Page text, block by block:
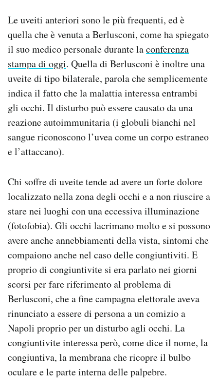
Le uveiti anteriori sono le più frequenti, ed è
quella che è venuta a Berlusconi, come ha spiegato
il suo medico personale durante laconferenza
stampa di oggi. Quella di Berlusconi è inoltre una
uveite di tipo bilaterale, parola che semplicemente
indica il fatto che la malattia interessa entrambi
gli occhi. Il disturbo può essere causato da una
reazione autoimmunitaria (i globuli bianchi nel
sangue riconoscono l’uvea come un corpo estraneo
e l’attaccano).
Chi soffre di uveite tende ad avere un forte dolore
localizzato nella zona degli occhi e a non riuscire a
stare nei luoghi con una eccessiva illuminazione
(fotofobia). Gli occhi lacrimano molto e si possono
avere anche annebbiamenti della vista, sintomi che
compaiono anche nel caso delle congiuntiviti. E
proprio di congiuntivite si era parlato nei giorni
scorsi per fare riferimento al problema di
Berlusconi, che a fine campagna elettorale aveva
rinunciato a essere di persona a un comizio a
Napoli proprio per un disturbo agli occhi. La
congiuntivite interessa però, come dice il nome, la
congiuntiva, la membrana che ricopre il bulbo
oculare e le parte interna delle palpebre.